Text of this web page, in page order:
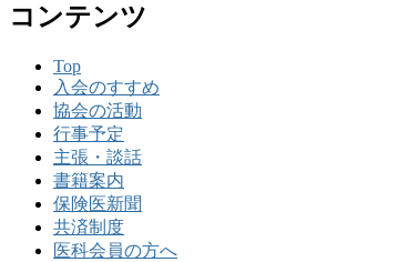
コンテンツ
Top
入会のすすめ
協会の活動
行事予定
主張・談話
書籍案内
保険医新聞
共済制度
医科会員の方へ